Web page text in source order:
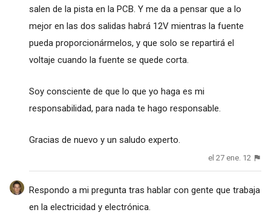
salen de la pista en la PCB. Y me da a pensar que a lo
mejor en las dos salidas habrá 12V mientras la fuente
pueda proporcionármelos, y que solo se repartirá el
voltaje cuando la fuente se quede corta.
Soy consciente de que lo que yo haga es mi
responsabilidad, para nada te hago responsable.
Gracias de nuevo y un saludo experto.
el 27 ene. 12
Respondo a mi pregunta tras hablar con gente que trabaja
en la electricidad y electrónica.